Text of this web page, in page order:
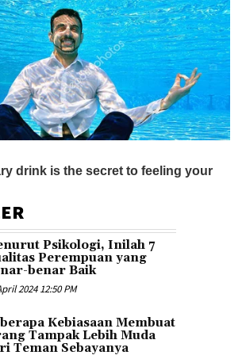
Psikologi, Inilah 7
Perempuan yang
benar Baik
2024 12:50 PM
Kebiasaan Membuat
Tampak Lebih Muda
Teman Sebayanya